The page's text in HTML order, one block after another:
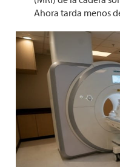
Ahora tarda menos